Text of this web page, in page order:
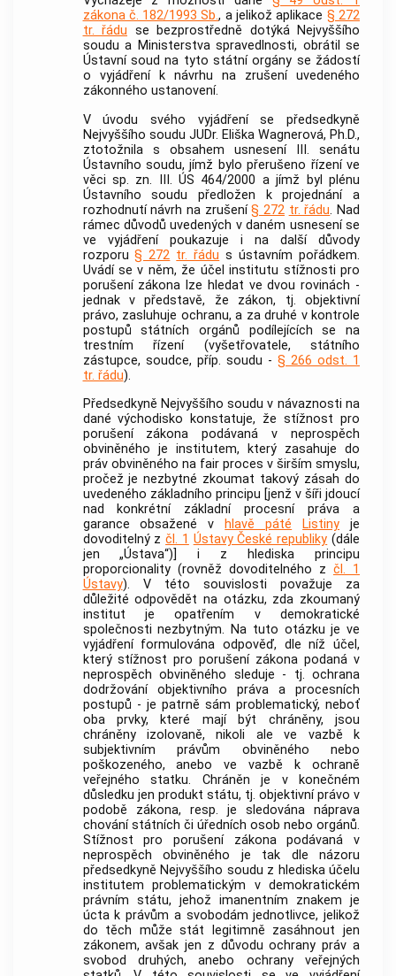
zákona č. 182/1993 Sb., a jelikož aplikace § 272
tr. řádu se bezprostředně dotýká Nejvyššího
soudu a Ministerstva spravedlnosti, obrátil se
Ústavní soud na tyto státní orgány se žádostí
o vyjádření k návrhu na zrušení uvedeného
zákonného ustanovení.
V úvodu svého vyjádření se předsedkyně
Nejvyššího soudu JUDr. Eliška Wagnerová, Ph.D.,
ztotožnila s obsahem usnesení III. senátu
Ústavního soudu, jímž bylo přerušeno řízení ve
věci sp. zn. III. ÚS 464/2000 a jímž byl plénu
Ústavního soudu předložen k projednání a
rozhodnutí návrh na zrušení§ 272 tr. řádu. Nad
rámec důvodů uvedených v daném usnesení se
ve vyjádření poukazuje i na další důvody
rozporu§ 272 tr. řádu s ústavním pořádkem.
Uvádí se v něm, že účel institutu stížnosti pro
porušení zákona lze hledat ve dvou rovinách -
jednak v představě, že zákon, tj. objektivní
právo, zasluhuje ochranu, a za druhé v kontrole
postupů státních orgánů podílejících se na
trestním řízení (vyšetřovatele, státního
zástupce, soudce, příp. soudu - § 266 odst. 1
tr. řádu).
Předsedkyně Nejvyššího soudu v návaznosti na
dané východisko konstatuje, že stížnost pro
porušení zákona podávaná v neprospěch
obviněného je institutem, který zasahuje do
práv obviněného na fair proces v širším smyslu,
pročež je nezbytné zkoumat takový zásah do
uvedeného základního principu [jenž v šíři jdoucí
nad konkrétní základní procesní práva a
garance obsažené v
hlavě páté Listiny je
dovoditelný zčl. 1 Ústavy České republiky (dále
jen „Ústava“)] i z hlediska principu
proporcionality (rovněž dovoditelného z čl. 1
Ústavy). V této souvislosti považuje za
důležité odpovědět na otázku, zda zkoumaný
institut je opatřením v demokratické
společnosti nezbytným. Na tuto otázku je ve
vyjádření formulována odpověď, dle níž účel,
který stížnost pro porušení zákona podaná v
neprospěch obviněného sleduje - tj. ochrana
dodržování objektivního práva a procesních
postupů - je patrně sám problematický, neboť
oba prvky, které mají být chráněny, jsou
chráněny izolovaně, nikoli ale ve vazbě k
subjektivním právům obviněného nebo
poškozeného, anebo ve vazbě k ochraně
veřejného statku. Chráněn je v konečném
důsledku jen produkt státu, tj. objektivní právo v
podobě zákona, resp. je sledována náprava
chování státních či úředních osob nebo orgánů.
Stížnost pro porušení zákona podávaná v
neprospěch obviněného je tak dle názoru
předsedkyně Nejvyššího soudu z hlediska účelu
institutem problematickým v demokratickém
právním státu, jehož imanentním znakem je
úcta k právům a svobodám jednotlivce, jelikož
do těch může stát legitimně zasáhnout jen
zákonem, avšak jen z důvodu ochrany práv a
svobod druhých, anebo ochrany veřejných